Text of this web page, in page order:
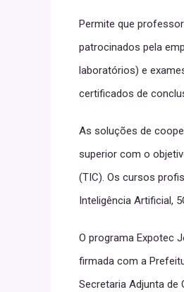
Permite que
patrocinados pela
laboratórios) e
certificados de
As soluções de
superior com o
(TIC). Os cursos
Inteligência Artificial,
O programa Expotec
firmada com a
Secretaria Adjunta de